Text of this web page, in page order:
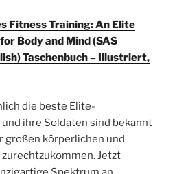
Fitness Training: An Elite
Body and Mind (SAS
Taschenbuch – Illustriert,
die beste Elite-
ihre Soldaten sind bekannt
großen körperlichen und
Jetzt